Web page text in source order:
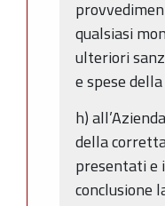
qualsiasi
ulteriori
e spese
h)
della
presentati e
conclusione